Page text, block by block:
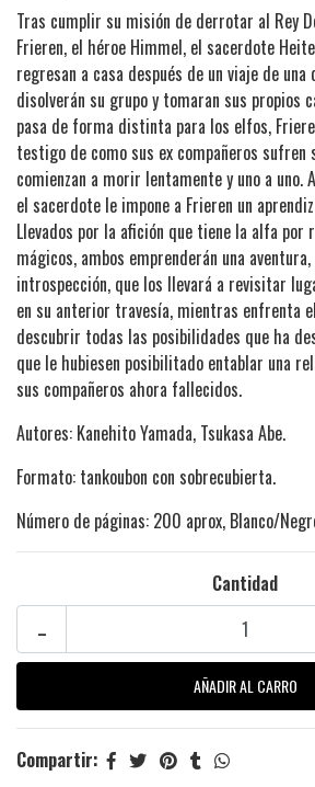
Tras cumplir su misión de derrotar al Rey
Frieren, el héroe Himmel, el sacerdote
regresan a casa después de un viaje de una
disolverán su grupo y tomaran sus propios
pasa de forma distinta para los elfos,
testigo de como sus ex compañeros sufren
comienzan a morir lentamente y uno a
el sacerdote le impone a Frieren un
Llevados por la afición que tiene la alfa por
mágicos, ambos emprenderán una
introspección, que los llevará a revisitar
en su anterior travesía, mientras enfrenta
descubrir todas las posibilidades que ha
que le hubiesen posibilitado entablar una
sus compañeros ahora fallecidos.
Autores: Kanehito Yamada, Tsukasa Abe.
Formato: tankoubon con sobrecubierta.
Número de páginas: 200 aprox, Blanco/
Cantidad
-
Compartir: